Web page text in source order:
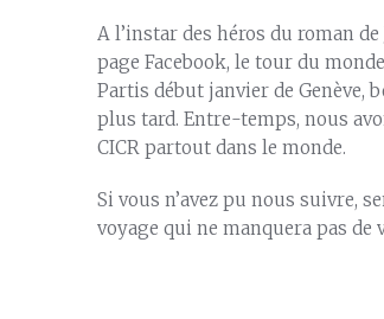
A l’instar des héros du roman
page Facebook, le tour du
Partis début janvier de Genève,
plus tard. Entre-temps, nous
CICR partout dans le monde.
Si vous n’avez pu nous suivre,
voyage qui ne manquera pas de